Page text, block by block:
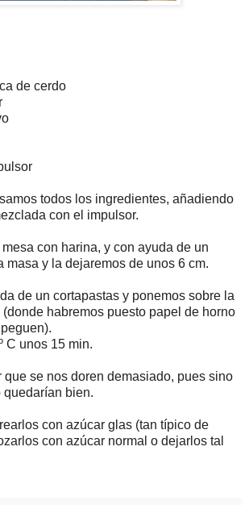
de cerdo
todos los ingredientes, añadiendo
con el impulsor.
con harina, y con ayuda de un
masa y la dejaremos de unos 6 cm.
de un cortapastas y ponemos sobre la
habremos puesto papel de horno
C unos 15 min.
que se nos doren demasiado, pues sino
quedarían bien.
con azúcar glas (tan típico de
con azúcar normal o dejarlos tal